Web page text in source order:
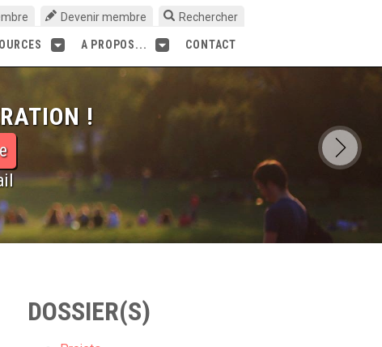
Devenir membre Rechercher
CONTACT
A PROPOS...
!
DOSSIER(S)